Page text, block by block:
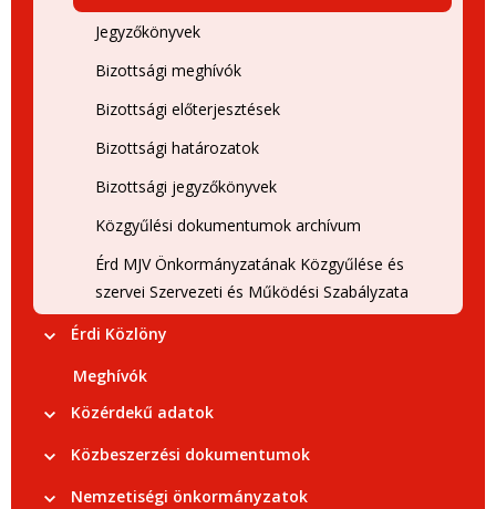
Jegyzőkönyvek
Bizottsági meghívók
Bizottsági előterjesztések
Bizottsági határozatok
Bizottsági jegyzőkönyvek
Közgyűlési dokumentumok archívum
Érd MJV Önkormányzatának Közgyűlése és
szervei Szervezeti és Működési Szabályzata
Érdi Közlöny
Meghívók
Közérdekű adatok
Közbeszerzési dokumentumok
Nemzetiségi önkormányzatok